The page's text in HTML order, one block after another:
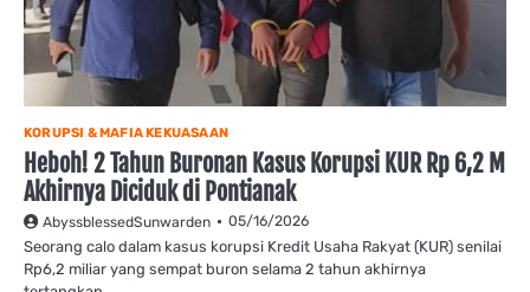
KORUPSI & MAFIA KEKUASAAN
Heboh! 2 Tahun Buronan Kasus Korupsi KUR Rp 6,2 M
Akhirnya Diciduk di Pontianak
AbyssblessedSunwarden 05/16/2026
Seorang calo dalam kasus korupsi Kredit Usaha Rakyat (KUR) senilai
Rp6,2 miliar yang sempat buron selama 2 tahun akhirnya